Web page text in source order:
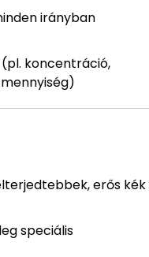
irányban
(pl. koncentráció,
erős kék
speciális